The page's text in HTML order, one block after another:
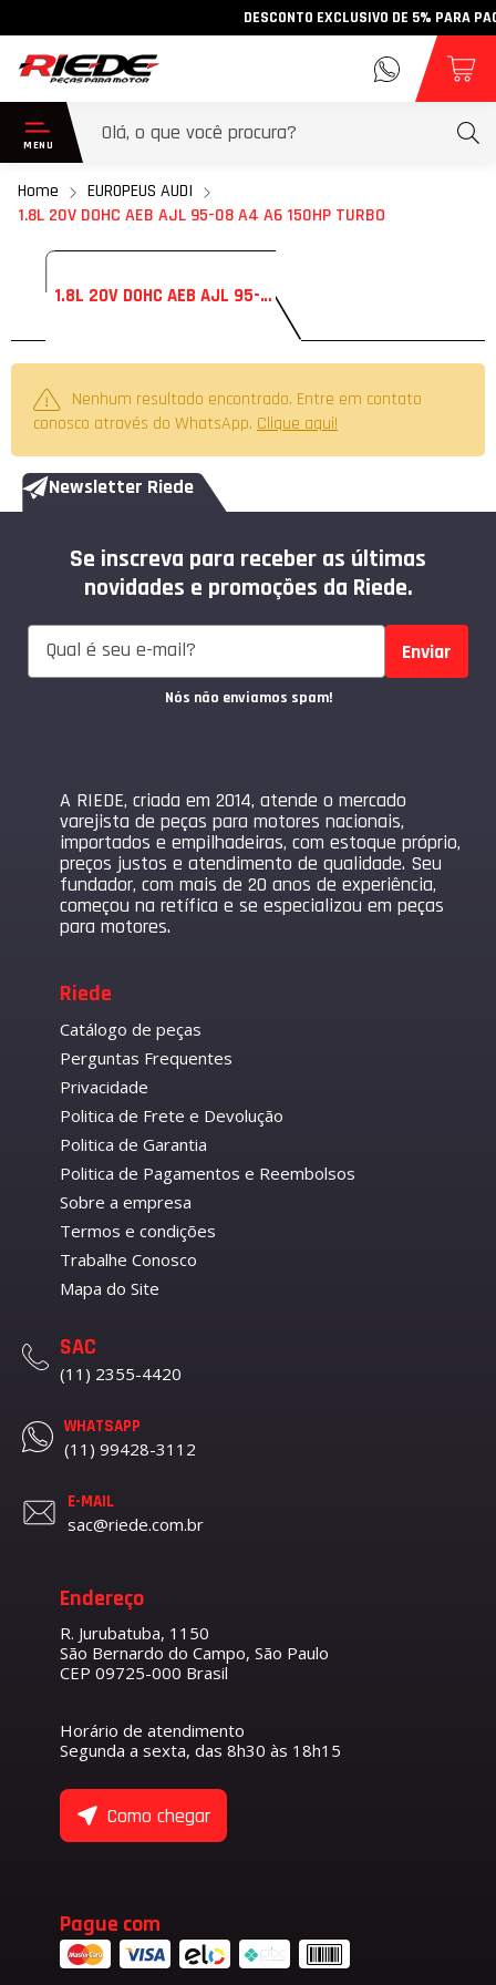
DESCONTO EXCLUSIVO DE 5% PARA
Home
EUROPEUS AUDI
1.8L 20V DOHC AEB AJL 95-08 A4 A6 150HP TURBO
1.8L 20V DOHC AEB AJL 95-08 A4 A6 150HP TURBO
Nenhum resultado encontrado. Entre em contato
conosco através do WhatsApp. Clique aqui!
Newsletter Riede
Se inscreva para receber as últimas
novidades e promoções da Riede.
Enviar
Nós não enviamos spam!
A RIEDE, criada em 2014, atende o mercado
varejista de peças para motores nacionais,
importados e empilhadeiras, com estoque próprio,
preços justos e atendimento de qualidade. Seu
fundador, com mais de 20 anos de experiência,
começou na retífica e se especializou em peças
para motores.
Riede
Catálogo de peças
Perguntas Frequentes
Privacidade
Politica de Frete e Devolução
Politica de Garantia
Politica de Pagamentos e Reembolsos
Sobre a empresa
Termos e condições
Trabalhe Conosco
Mapa do Site
SAC
(11) 2355-4420
WHATSAPP
(11) 99428-3112
E-MAIL
sac@riede.com.br
Endereço
R. Jurubatuba, 1150
São Bernardo do Campo, São Paulo
CEP 09725-000 Brasil
Horário de atendimento
Segunda a sexta, das 8h30 às 18h15
Como chegar
Pague com